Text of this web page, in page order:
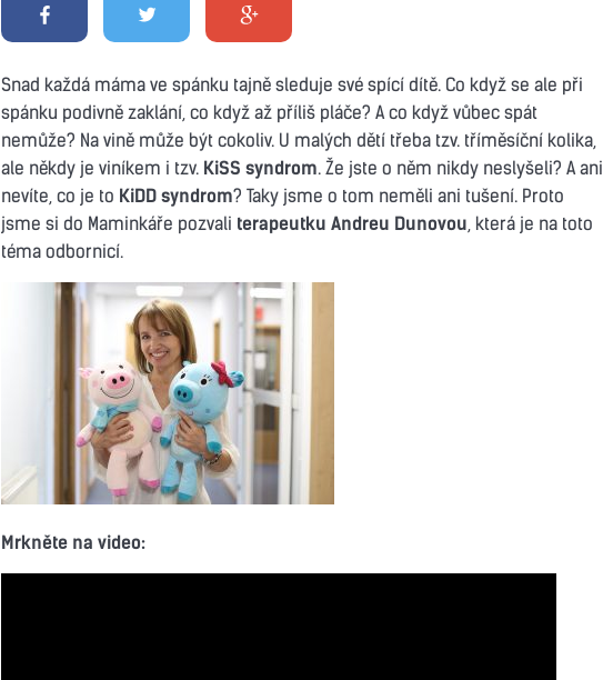
Snad každá máma ve spánku tajně sleduje své spící dítě. Co když se ale při
spánku podivně zaklání, co když až příliš pláče? A co když vůbec spát
nemůže? Na vině může být cokoliv. U malých dětí třeba tzv. tříměsíční kolika,
ale někdy je viníkem i tzv. KiSS syndrom. Že jste o něm nikdy neslyšeli? A ani
nevíte, co je to KiDD syndrom? Taky jsme o tom neměli ani tušení. Proto
jsme si do Maminkáře pozvali terapeutku Andreu Dunovou, která je na toto
téma odbornicí.
Mrkněte na video: